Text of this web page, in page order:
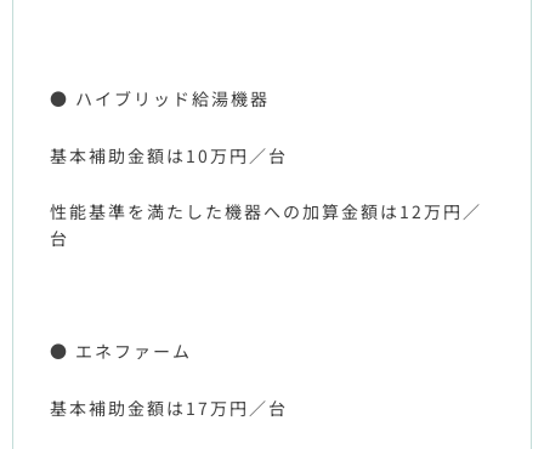
● ハイブリッド給湯機器
基本補助金額は10万円／台
性能基準を満たした機器への加算金額は12万円／
台
● エネファーム
基本補助金額は17万円／台